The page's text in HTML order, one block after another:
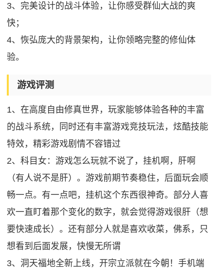
3、完美设计的战斗体验，让你感受群仙大战的爽
快；
4、恢弘庞大的背景架构，让你领略完整的修仙体
验。
游戏评测
1、在高度自由修真世界，玩家能够体验各种的丰富
的战斗系统，同时还有丰富游戏竞技玩法，炫酷技能
特效，精彩游戏剧情不容错过
2、科目女：游戏怎么玩就不说了，挂机啊，肝啊
（有人说不是肝）。游戏前期节奏稳住，后面玩会顺
畅一点。有一点吧，挂机这个东西很神奇。部分人喜
欢一直盯着那个变化的数字，就会觉得游戏很肝（想
要快速成长）。还有部分人就是喜欢收菜，佛系，只
想看到后面发展，快慢无所谓
3、洞天福地全新上线，开宗立派就在今朝！手机端